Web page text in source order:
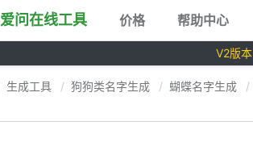
爱问在线工具 价格 帮助中心
V2版本
生成工具 狗狗类名字生成 蝴蝶名字生成